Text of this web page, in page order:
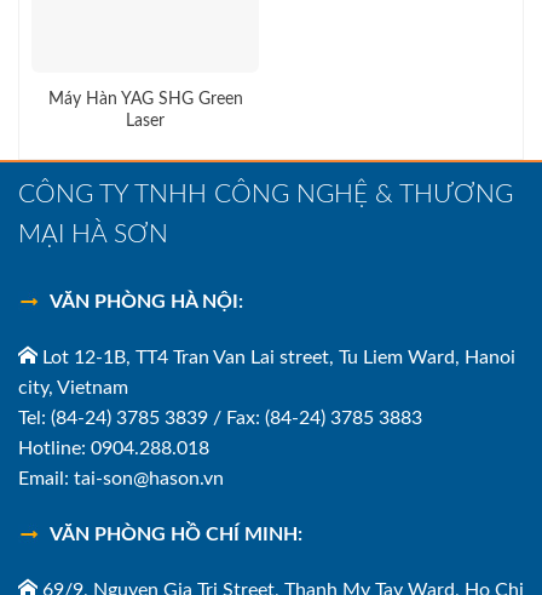
Máy Hàn YAG SHG Green
Laser
CÔNG TY TNHH CÔNG NGHỆ & THƯƠNG
MẠI HÀ SƠN
VĂN PHÒNG HÀ NỘI:
Lot 12-1B, TT4 Tran Van Lai street, Tu Liem Ward, Hanoi
city, Vietnam
Tel: (84-24) 3785 3839 / Fax: (84-24) 3785 3883
Hotline: 0904.288.018
Email: tai-son@hason.vn
VĂN PHÒNG HỒ CHÍ MINH:
69/9, Nguyen Gia Tri Street, Thanh My Tay Ward, Ho Chi